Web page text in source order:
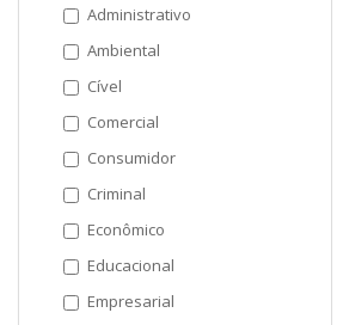
Administrativo
Ambiental
Cível
Comercial
Consumidor
Criminal
Econômico
Educacional
Empresarial